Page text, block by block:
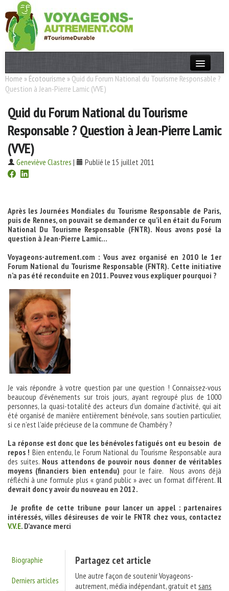
Actualités
Destinations
Acteurs
Thèmes
Home » Écotourisme » Quid du Forum National du Tourisme Responsable ?
Question à Jean-Pierre Lamic (VVE)
Quid du Forum National du Tourisme
Responsable ? Question à Jean-Pierre Lamic
(VVE)
Geneviève Clastres | Publié le 15 juillet 2011
Après les Journées Mondiales du Tourisme Responsable de Paris,
puis de Rennes, on pouvait se demander ce qu’il en était du Forum
National Du Tourisme Responsable (FNTR). Nous avons posé la
question à Jean-Pierre Lamic…
Voyageons-autrement.com : Vous avez organisé en 2010 le 1er
Forum National du Tourisme Responsable (FNTR). Cette initiative
n’a pas été reconduite en 2011. Pouvez vous expliquer pourquoi ?
Je vais répondre à votre question par une question ! Connaissez-vous
beaucoup d’événements sur trois jours, ayant regroupé plus de 1000
personnes, la quasi-totalité des acteurs d’un domaine d’activité, qui ait
été organisé de manière entièrement bénévole, sans soutien particulier,
si ce n’est l’aide précieuse de la commune de Chambéry ?
La réponse est donc que les bénévoles fatigués ont eu besoin de
repos ! Bien entendu, le Forum National du Tourisme Responsable aura
des suites. Nous attendons de pouvoir nous donner de véritables
moyens (financiers bien entendu) pour le faire. Nous avons déjà
réfléchi à une formule plus « grand public » avec un format différent. Il
devrait donc y avoir du nouveau en 2012.
Je profite de cette tribune pour lancer un appel : partenaires
intéressés, villes désireuses de voir le FNTR chez vous, contactez
V.V.E. D’avance merci
Biographie
Derniers articles
Partagez cet article
Une autre façon de soutenir Voyageons-
autrement, média indépendant, gratuit et sans